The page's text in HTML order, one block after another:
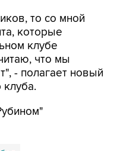
то со мной
которые
клубе
что мы
- полагает новый
клуба.